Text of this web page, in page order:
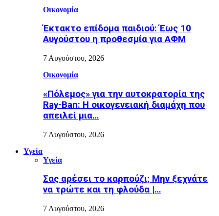
Οικονομία
Έκτακτο επίδομα παιδιού: Έως 10
Αυγούστου η προθεσμία για ΑΦΜ
7 Αυγούστου, 2026
Οικονομία
«Πόλεμος» για την αυτοκρατορία της
Ray-Ban: Η οικογενειακή διαμάχη που
απειλεί μια…
7 Αυγούστου, 2026
Υγεία
Υγεία
Σας αρέσει το καρπούζι; Μην ξεχνάτε
να τρώτε και τη φλούδα |…
7 Αυγούστου, 2026